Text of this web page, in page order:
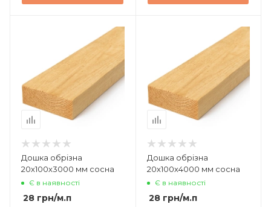
Дошка обрізна
20х100х3000 мм сосна
Є в наявності
28 грн/м.п
Дошка обрізна
20х100х4000 мм сосна
Є в наявності
28грн/м.п